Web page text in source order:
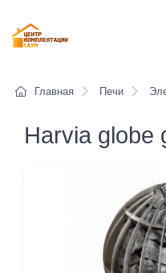
Главная Печи
Harvia globe